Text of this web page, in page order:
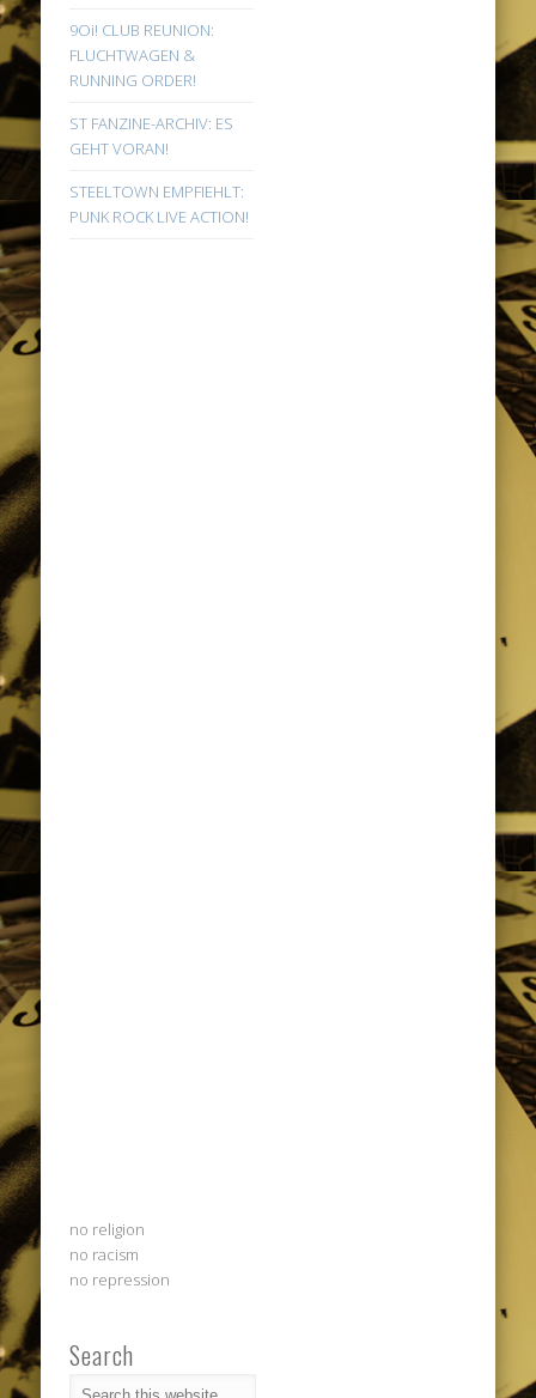
9Oi! CLUB REUNION:
FLUCHTWAGEN &
RUNNING ORDER!
ST FANZINE-ARCHIV: ES
GEHT VORAN!
STEELTOWN EMPFIEHLT:
PUNK ROCK LIVE ACTION!
no religion
no racism
no repression
Search